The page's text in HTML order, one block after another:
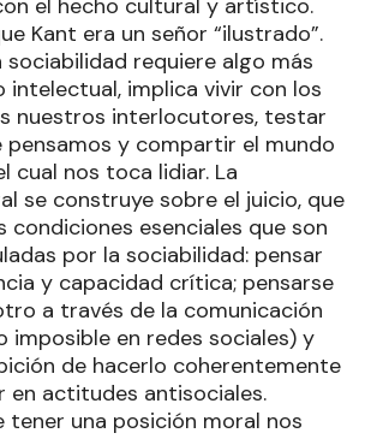
el hecho cultural y artístico.
Kant era un señor “ilustrado”.
sociabilidad requiere algo más
intelectual, implica vivir con los
nuestros interlocutores, testar
pensamos y compartir el mundo
cual nos toca lidiar. La
se construye sobre el juicio, que
condiciones esenciales que son
por la sociabilidad: pensar
y capacidad crítica; pensarse
a través de la comunicación
imposible en redes sociales) y
de hacerlo coherentemente
en actitudes antisociales.
tener una posición moral nos